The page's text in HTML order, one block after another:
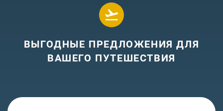
ВЫГОДНЫЕ ПРЕДЛОЖЕНИЯ ДЛЯ
ВАШЕГО ПУТЕШЕСТВИЯ